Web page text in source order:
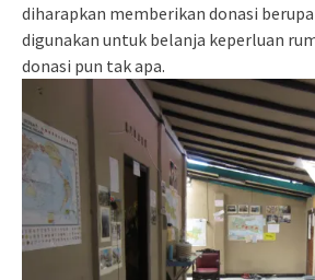
diharapkan memberikan donasi
digunakan untuk belanja keperluan
donasi pun tak apa.